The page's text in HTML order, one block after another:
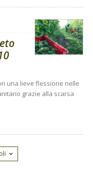
una lieve flessione nelle
grazie alla scarsa